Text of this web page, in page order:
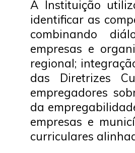
A Instituição
identificar as
combinando
empresas e
regional;
das Diretrizes
empregadores
da
empresas e
curriculares